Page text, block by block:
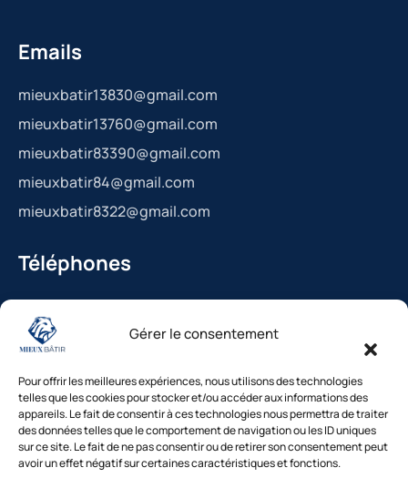
Gérer le consentement
Pour offrir les meilleures expériences, nous utilisons des technologies
telles que les cookies pour stocker et/ou accéder aux informations des
appareils. Le fait de consentir à ces technologies nous permettra de traiter
des données telles que le comportement de navigation ou les ID uniques
sur ce site. Le fait de ne pas consentir ou de retirer son consentement peut
avoir un effet négatif sur certaines caractéristiques et fonctions.
Emails
mieuxbatir13830@gmail.com
mieuxbatir13760@gmail.com
mieuxbatir83390@gmail.com
mieuxbatir84@gmail.com
mieuxbatir8322@gmail.com
Téléphones
La Bédoule : 04.42.36.29.99
St-Cannat : 04.42.36.29.99
Cavaillon : 04.84.85.88.94
Le Beausset : 04.94.38.22.19